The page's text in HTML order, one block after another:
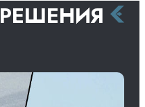
РЕШЕНИЯ